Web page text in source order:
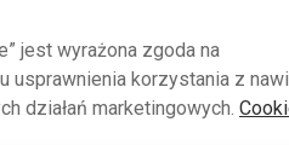
Ci
jest wyrażona zgoda na
usprawnienia korzystania z
działań marketingowych.